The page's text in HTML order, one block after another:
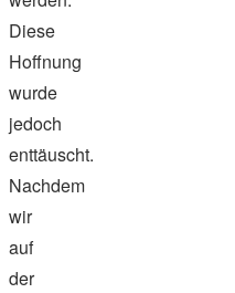
Diese
Hoffnung
wurde
jedoch
enttäuscht.
Nachdem
wir
auf
der